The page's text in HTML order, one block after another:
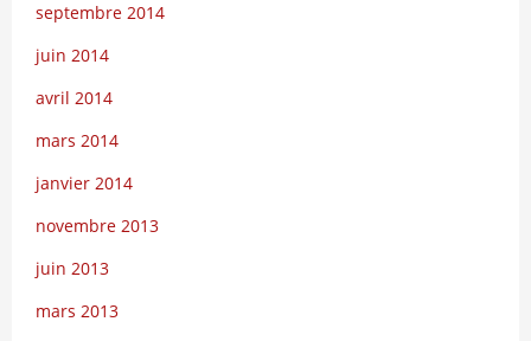
septembre 2014
juin 2014
avril 2014
mars 2014
janvier 2014
novembre 2013
juin 2013
mars 2013